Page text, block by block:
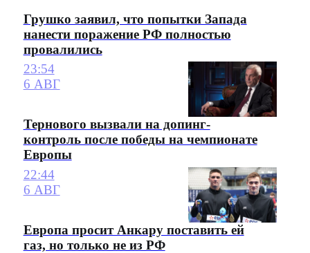
Грушко заявил, что попытки Запада
нанести поражение РФ полностью
провалились
23:54
6 АВГ
Тернового вызвали на допинг-
контроль после победы на чемпионате
Европы
22:44
6 АВГ
Европа просит Анкару поставить ей
газ, но только не из РФ